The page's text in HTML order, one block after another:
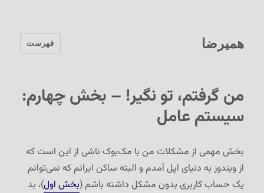
همیرضا فهرست
من گرفتم، تو نگیر! – بخش چهارم:
سیستم عامل
بخش مهمی از مشکلات من با مک‌بوک ناشی از این است که
از ویندوز به دنیای اپل آمدم و البته ساکن ایرانم که نمی‌توانم
یک حساب کاربری بدون مشکل داشته باشم (بخش اول)، بد